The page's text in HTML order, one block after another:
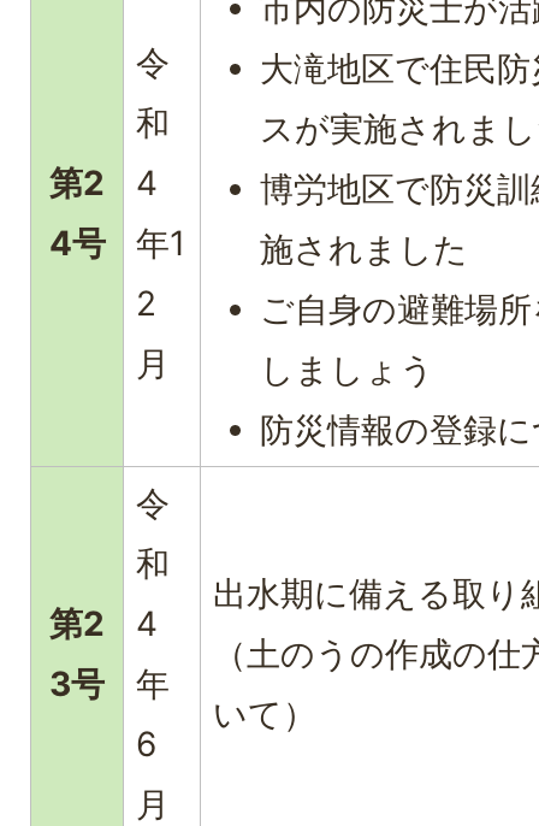
第2
4号
令
和
4
年1
2
月
市内の防災士が
大滝地区で住民
スが実施されま
博労地区で防災
施されました
ご自身の避難場
しましょう
防災情報の登録
第2
3号
令
和
4
年
6
月
出水期に備える取り
（土のうの作成の仕
いて）